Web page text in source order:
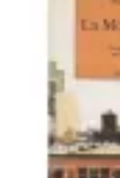
Techniques et Conseils
Sécurité et
Sensations Aériennes